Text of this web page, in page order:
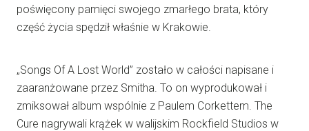
poświęcony pamięci swojego zmarłego brata, który
część życia spędził właśnie w Krakowie.
„Songs Of A Lost World” zostało w całości napisane i
zaaranżowane przez Smitha. To on wyprodukował i
zmiksował album wspólnie z Paulem Corkettem. The
Cure nagrywali krążek w walijskim Rockfield Studios w